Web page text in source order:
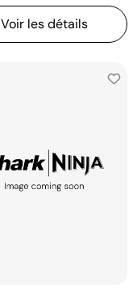
Voir les détails